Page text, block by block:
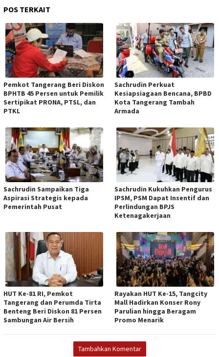
POS TERKAIT
Pemkot Tangerang Beri Diskon
BPHTB 45 Persen untuk Pemilik
Sertipikat PRONA, PTSL, dan
PTKL
Sachrudin Perkuat
Kesiapsiagaan Bencana, BPBD
Kota Tangerang Tambah
Armada
Sachrudin Sampaikan Tiga
Aspirasi Strategis kepada
Pemerintah Pusat
Sachrudin Kukuhkan Pengurus
IPSM, PSM Dapat Insentif dan
Perlindungan BPJS
Ketenagakerjaan
HUT Ke-81 RI, Pemkot
Tangerang dan Perumda Tirta
Benteng Beri Diskon 81 Persen
Sambungan Air Bersih
Rayakan HUT Ke-15, Tangcity
Mall Hadirkan Konser Rony
Parulian hingga Beragam
Promo Menarik
Tambahkan Komentar